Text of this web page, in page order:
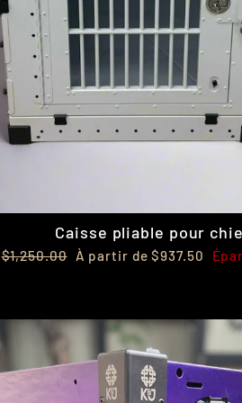
Caisse pliable pour
Prix
$1,250.00 Prix
À partir de $937.50